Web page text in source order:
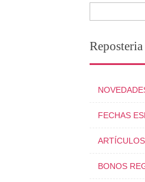
FECHAS
BONOS